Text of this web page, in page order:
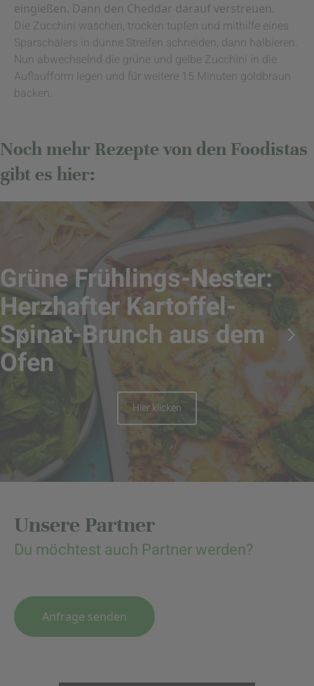
eingießen. Dann den Cheddar darauf verstreuen.
Die Zucchini waschen, trocken tupfen und mithilfe eines
Sparschälers in dünne Streifen schneiden, dann halbieren.
Nun abwechselnd die grüne und gelbe Zucchini in die
Auflaufform legen und für weitere 15 Minuten goldbraun
backen.
Noch mehr Rezepte von den Foodistas
gibt es hier:
Nester:
aus dem
Unsere Partner
Du möchtest auch Partner werden?
Anfrage senden